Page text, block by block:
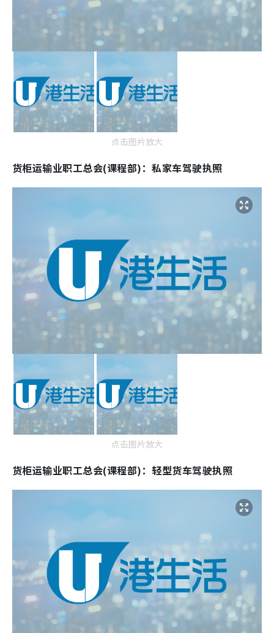
点击图片放大
货柜运输业职工总会(课程部)：私家车驾驶执照
点击图片放大
货柜运输业职工总会(课程部)：轻型货车驾驶执照